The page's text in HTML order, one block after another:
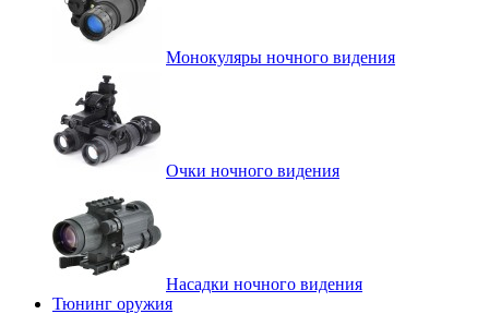
Монокуляры ночного видения
Очки ночного видения
Насадки ночного видения
Тюнинг оружия